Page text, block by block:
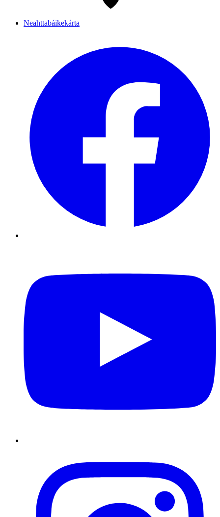
Neahttabáikekárta